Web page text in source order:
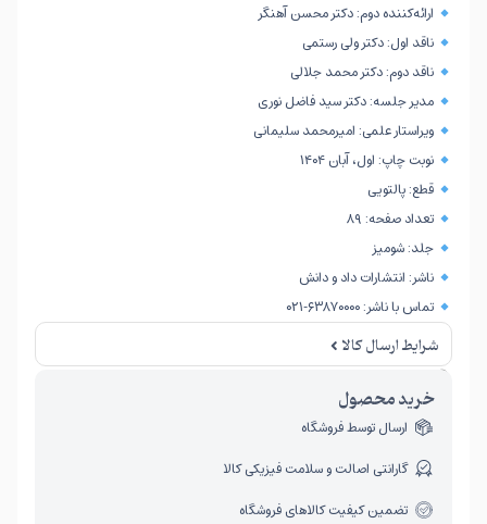
ارائه‌کننده دوم: دکتر محسن آهنگر
ناقد اول: دکتر ولی رستمی
ناقد دوم: دکتر محمد جلالی
مدیر جلسه: دکتر سید فاضل نوری
ویراستار علمی: امیرمحمد سلیمانی
نوبت چاپ: اول، آبان ۱۴۰۴
قطع: پالتویی
تعداد صفحه: ۸۹
جلد: شومیز
ناشر: انتشارات داد و دانش
تماس با ناشر: ۶۳۸۷۰۰۰۰-۰۲۱
شرایط ارسال کالا
خرید محصول
ارسال توسط فروشگاه
گارانتی اصالت و سلامت فیزیکی کالا
تضمین کیفیت کالاهای فروشگاه